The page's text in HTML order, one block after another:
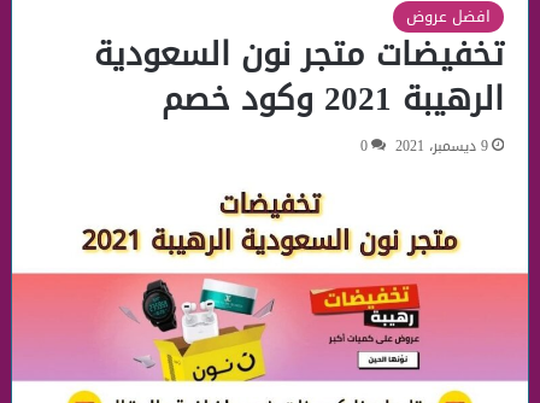
افضل عروض
تخفيضات متجر نون السعودية
الرهيبة 2021 وكود خصم
9 ديسمبر، 2021 0